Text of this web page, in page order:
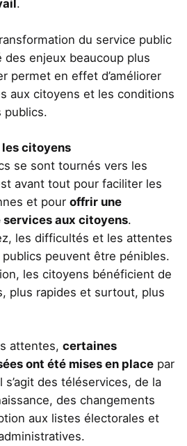
.
du service public
des enjeux beaucoup plus
permet en effet d’améliorer
aux citoyens et les conditions
publics.
les citoyens
se sont tournés vers les
avant tout pour faciliter les
et pour offrir une
aux citoyens.
les difficultés et les attentes
peuvent être pénibles.
les citoyens bénéficient de
plus rapides et surtout, plus
attentes, certaines
ont été mises en place par
des téléservices, de la
des changements
aux listes électorales et